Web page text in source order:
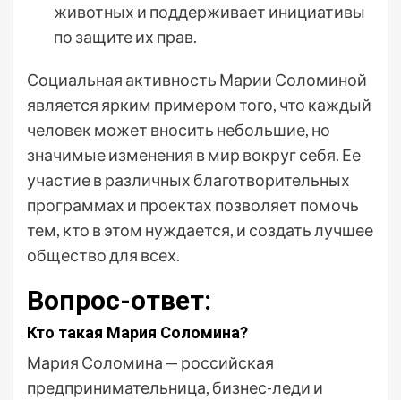
животных и поддерживает инициативы
по защите их прав.
Социальная активность Марии Соломиной
является ярким примером того, что каждый
человек может вносить небольшие, но
значимые изменения в мир вокруг себя. Ее
участие в различных благотворительных
программах и проектах позволяет помочь
тем, кто в этом нуждается, и создать лучшее
общество для всех.
Вопрос-ответ:
Кто такая Мария Соломина?
Мария Соломина — российская
предпринимательница, бизнес-леди и